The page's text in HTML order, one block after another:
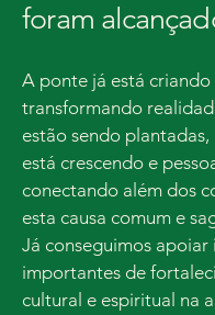
foram
A ponte já está criando
transformando
estão sendo plantadas,
está crescendo e
conectando além dos
esta causa comum e
Já conseguimos apoiar
importantes de
cultural e espiritual na